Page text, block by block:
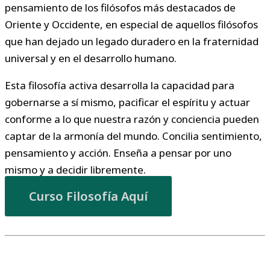
pensamiento de los filósofos más destacados de
Oriente y Occidente, en especial de aquellos filósofos
que han dejado un legado duradero en la fraternidad
universal y en el desarrollo humano.
Esta filosofía activa desarrolla la capacidad para
gobernarse a sí mismo, pacificar el espíritu y actuar
conforme a lo que nuestra razón y conciencia pueden
captar de la armonía del mundo. Concilia sentimiento,
pensamiento y acción. Enseña a pensar por uno
mismo y a decidir libremente.
Curso Filosofía Aquí